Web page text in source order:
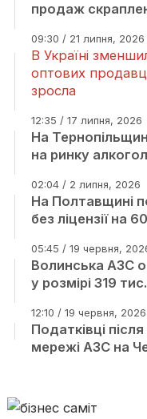
продаж
09:30 / 21 липня, 2026
В Україні
оптових
зросла
12:35 / 17 липня, 2026
На
на ринку
02:04 / 2 липня, 2026
На Полтавщині
без ліцензії на
05:45 / 19 червня,
Волинська АЗС
у розмірі 319
12:10 / 19 червня, 2026
Податківці
мережі АЗС на